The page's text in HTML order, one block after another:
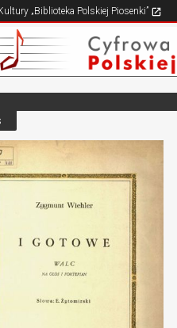
„Biblioteka Polskiej Piosenki”